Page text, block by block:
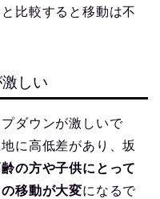
比較すると移動は不
しい
ダウンが激しいで
に高低差があり、坂
の方や子供にとって
移動が大変になるで